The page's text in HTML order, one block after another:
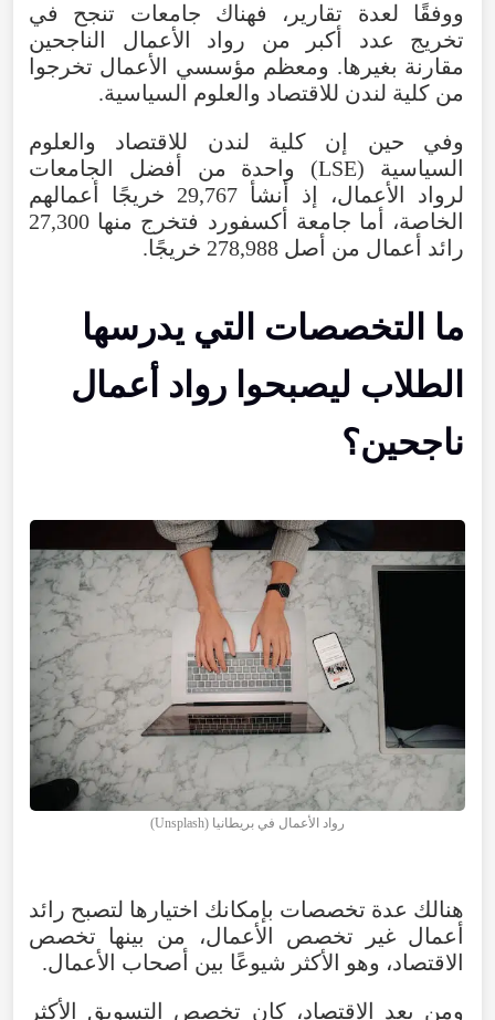
ووفقًا لعدة تقارير، فهناك جامعات تنجح في
تخريج عدد أكبر من رواد الأعمال الناجحين
مقارنة بغيرها. ومعظم مؤسسي الأعمال تخرجوا
من كلية لندن للاقتصاد والعلوم السياسية.
وفي حين إن كلية لندن للاقتصاد والعلوم
السياسية (LSE) واحدة من أفضل الجامعات
لرواد الأعمال، إذ أنشأ 29,767 خريجًا أعمالهم
الخاصة، أما جامعة أكسفورد فتخرج منها 27,300
رائد أعمال من أصل 278,988 خريجًا.
ما التخصصات التي يدرسها
الطلاب ليصبحوا رواد أعمال
ناجحين؟
رواد الأعمال في بريطانيا (Unsplash)
هنالك عدة تخصصات بإمكانك اختيارها لتصبح رائد
أعمال غير تخصص الأعمال، من بينها تخصص
الاقتصاد، وهو الأكثر شيوعًا بين أصحاب الأعمال.
ومن بعد الاقتصاد، كان تخصص التسويق الأكثر